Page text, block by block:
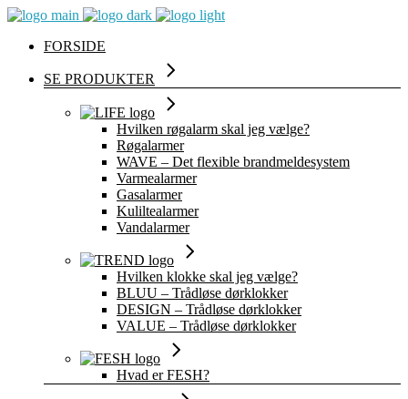
FORSIDE
SE PRODUKTER
Hvilken røgalarm skal jeg vælge?
Røgalarmer
WAVE – Det flexible brandmeldesystem
Varmealarmer
Gasalarmer
Kuliltealarmer
Vandalarmer
Hvilken klokke skal jeg vælge?
BLUU – Trådløse dørklokker
DESIGN – Trådløse dørklokker
VALUE – Trådløse dørklokker
Hvad er FESH?